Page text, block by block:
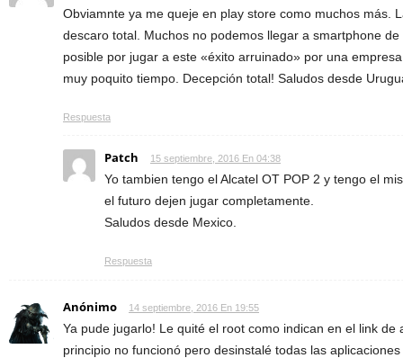
Obviamnte ya me queje en play store como muchos más.
descaro total. Muchos no podemos llegar a smartphone
posible por jugar a este «éxito arruinado» por una
muy poquito tiempo. Decepción total! Saludos desde
Respuesta
Patch 15 septiembre, 2016 En 04:38
Yo tambien tengo el Alcatel OT POP 2 y tengo el
el futuro dejen jugar completamente.
Saludos desde Mexico.
Respuesta
Anónimo 14 septiembre, 2016 En 19:55
Ya pude jugarlo! Le quité el root como indican en el link de
principio no funcionó pero desinstalé todas las